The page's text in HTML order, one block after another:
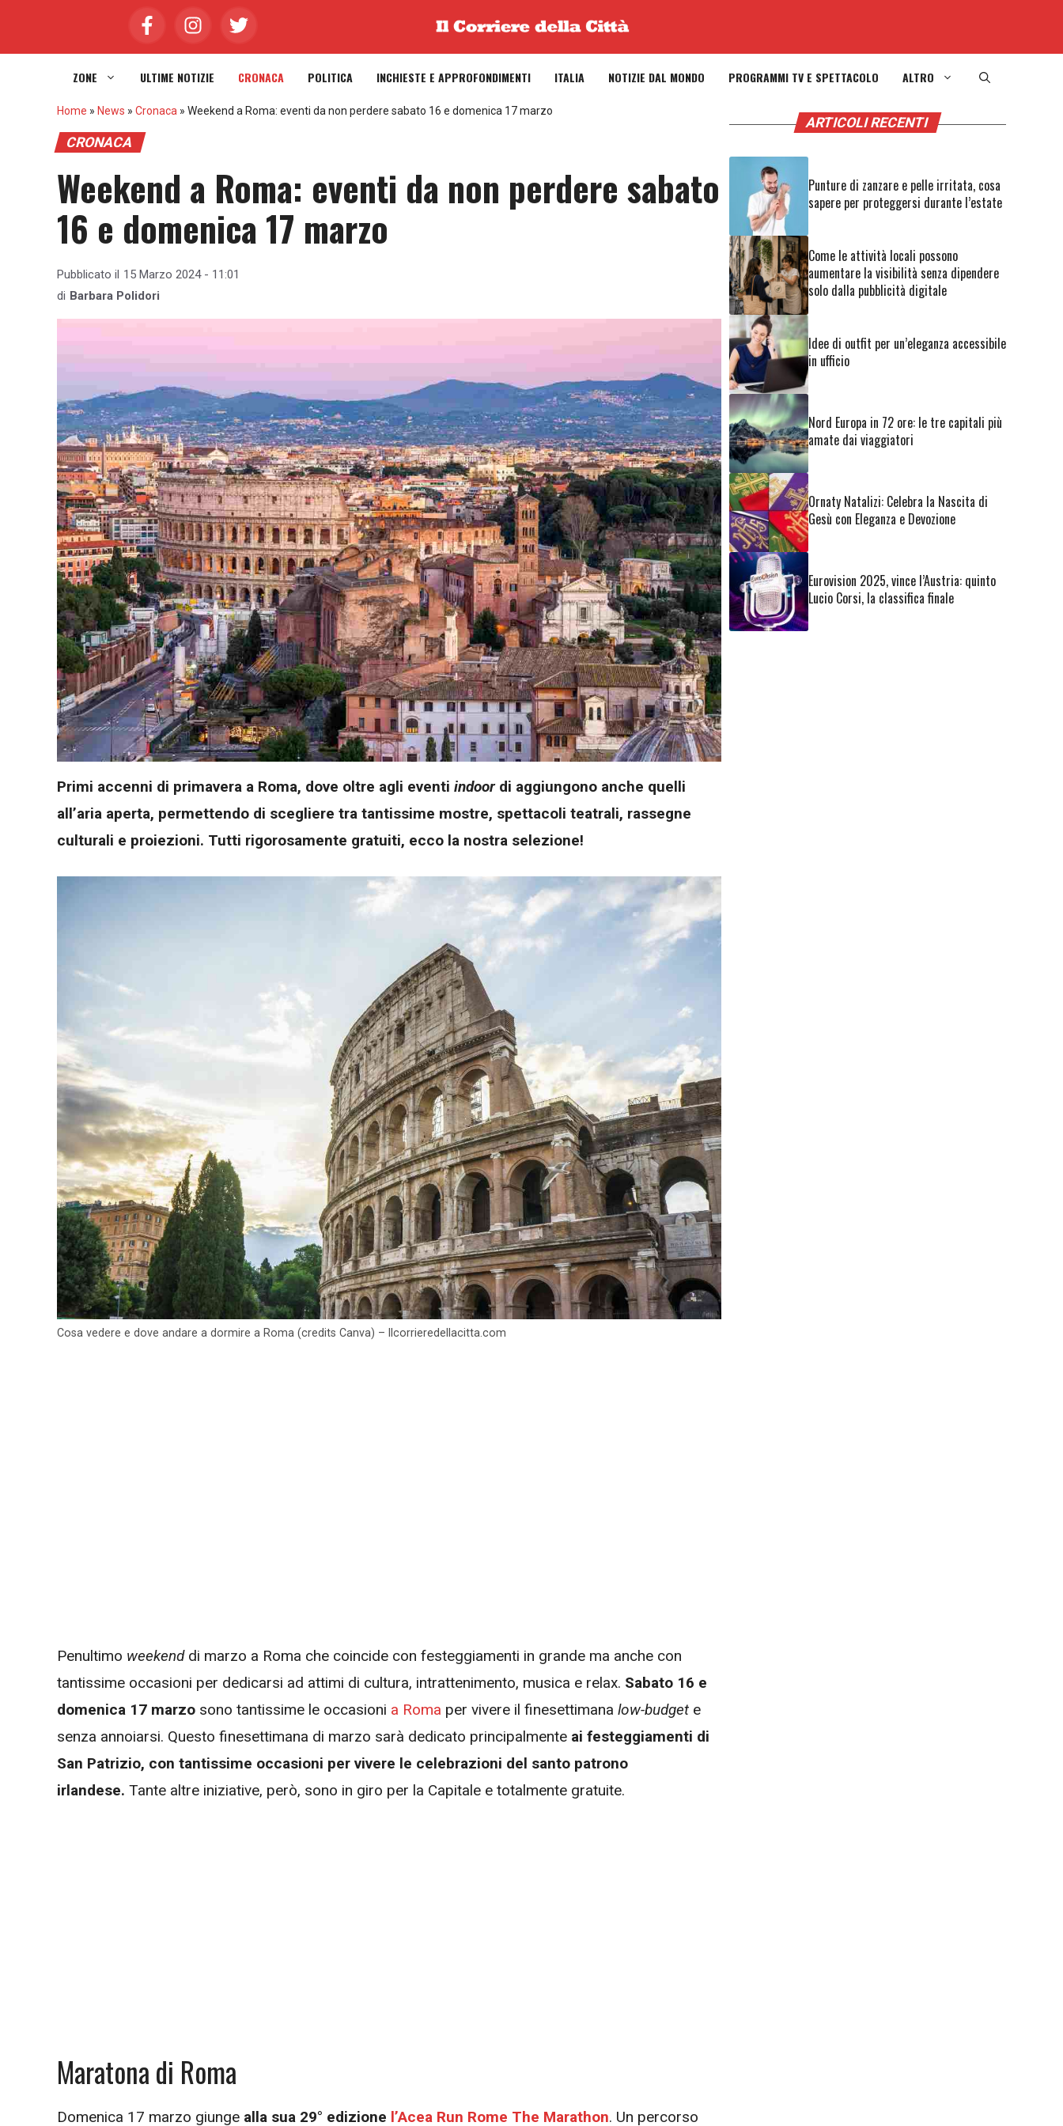
ZONE ULTIME NOTIZIE CRONACA POLITICA INCHIESTE E APPROFONDIMENTI ITALIA NOTIZIE DAL MONDO PROGRAMMI TV E SPETTACOLO ALTRO
Home » News » Cronaca » Weekend a Roma: eventi da non perdere sabato 16 e domenica 17 marzo
CRONACA
Weekend a Roma: eventi da non perdere sabato
16 e domenica 17 marzo
Pubblicato il 15 Marzo 2024 - 11:01
di Barbara Polidori
Primi accenni di primavera a Roma, dove oltre agli eventi indoordi aggiungono anche quelli
all’aria aperta, permettendo di scegliere tra tantissime mostre, spettacoli teatrali, rassegne
culturali e proiezioni. Tutti rigorosamente gratuiti, ecco la nostra selezione!
Cosa vedere e dove andare a dormire a Roma (credits Canva) – Ilcorrieredellacitta.com
Penultimo weekenddi marzo a Roma che coincide con festeggiamenti in grande ma anche con
tantissime occasioni per dedicarsi ad attimi di cultura, intrattenimento, musica e relax. Sabato 16 e
domenica 17 marzo sono tantissime le occasioni a Roma per vivere il finesettimana low-budget e
senza annoiarsi. Questo finesettimana di marzo sarà dedicato principalmente ai festeggiamenti di
San Patrizio, con tantissime occasioni per vivere le celebrazioni del santo patrono
irlandese. Tante altre iniziative, però, sono in giro per la Capitale e totalmente gratuite.
Maratona di Roma
Domenica 17 marzo giunge alla sua 29° edizione l’Acea Run Rome The Marathon. Un percorso
ARTICOLI RECENTI
Punture di zanzare e pelle irritata, cosa
sapere per proteggersi durante l’estate
Come le attività locali possono
aumentare la visibilità senza dipendere
solo dalla pubblicità digitale
Idee di outfit per un’eleganza accessibile
in ufficio
Nord Europa in 72 ore: le tre capitali più
amate dai viaggiatori
Ornaty Natalizi: Celebra la Nascita di
Gesù con Eleganza e Devozione
Eurovision 2025, vince l’Austria: quinto
Lucio Corsi, la classifica finale